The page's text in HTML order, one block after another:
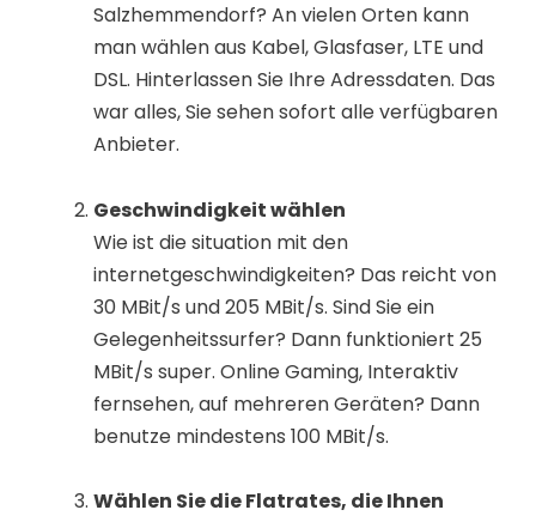
Salzhemmendorf? An vielen Orten kann
man wählen aus Kabel, Glasfaser, LTE und
DSL. Hinterlassen Sie Ihre Adressdaten. Das
war alles, Sie sehen sofort alle verfügbaren
Anbieter.
Geschwindigkeit wählen
Wie ist die situation mit den
internetgeschwindigkeiten? Das reicht von
30 MBit/s und 205 MBit/s. Sind Sie ein
Gelegenheitssurfer? Dann funktioniert 25
MBit/s super. Online Gaming, Interaktiv
fernsehen, auf mehreren Geräten? Dann
benutze mindestens 100 MBit/s.
Wählen Sie die Flatrates, die Ihnen